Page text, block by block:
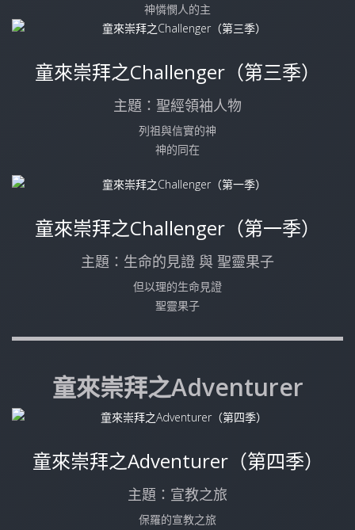
神憐憫人的主
童來崇拜之Challenger（第三季）
主題：聖經領袖人物
列祖與信實的神
神的同在
童來崇拜之Challenger（第一季）
主題：生命的見證 與 聖靈果子
但以理的生命見證
聖靈果子
童來崇拜之Adventurer
童來崇拜之Adventurer（第四季）
主題：宣教之旅
保羅的宣教之旅